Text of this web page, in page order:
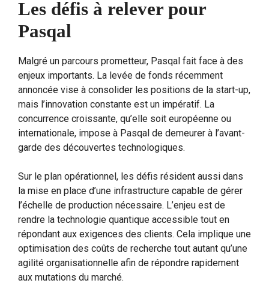
Les défis à relever pour
Pasqal
Malgré un parcours prometteur, Pasqal fait face à des
enjeux importants. La levée de fonds récemment
annoncée vise à consolider les positions de la start-up,
mais l’innovation constante est un impératif. La
concurrence croissante, qu’elle soit européenne ou
internationale, impose à Pasqal de demeurer à l’avant-
garde des découvertes technologiques.
Sur le plan opérationnel, les défis résident aussi dans
la mise en place d’une infrastructure capable de gérer
l’échelle de production nécessaire. L’enjeu est de
rendre la technologie quantique accessible tout en
répondant aux exigences des clients. Cela implique une
optimisation des coûts de recherche tout autant qu’une
agilité organisationnelle afin de répondre rapidement
aux mutations du marché.